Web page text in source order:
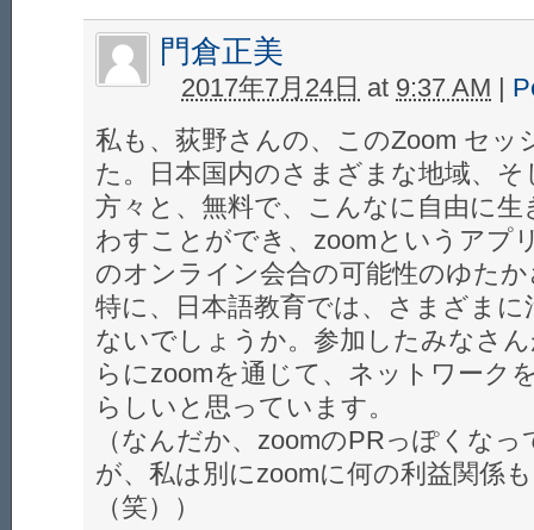
門倉正美
2017年7月24日 at 9:37 AM |
私も、荻野さんの、このZoom セッ
た。日本国内のさまざまな地域、そ
方々と、無料で、こんなに自由に
わすことができ、zoomというアプ
のオンライン会合の可能性のゆた
特に、日本語教育では、さまざま
ないでしょうか。参加したみなさ
らにzoomを通じて、ネットワーク
らしいと思っています。
（なんだか、zoomのPRっぽくな
が、私は別にzoomに何の利益関係
（笑））